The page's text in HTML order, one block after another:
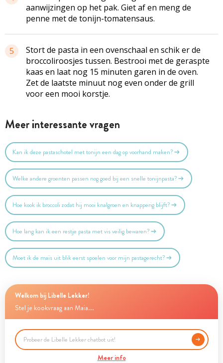
aanwijzingen op het pak. Giet af en meng de
penne met de tonijn-tomatensaus.
5
Stort de pasta in een ovenschaal en schik er de
broccoliroosjes tussen. Bestrooi met de geraspte
kaas en laat nog 15 minuten garen in de oven.
Zet de laatste minuut nog even onder de grill
voor een mooi korstje.
Meer interessante vragen
Kan ik deze pastaschotel met tonijn een dag op voorhand maken?
Welke andere groenten passen nog goed bij een snelle tonijnpasta?
Hoe kook ik broccoli zodat hij mooi knalgroen en knapperig blijft?
Hoe lang kan ik een restje pasta met vis veilig bewaren?
Moet ik de maïs uit blik eerst spoelen voor mijn pastagerecht?
Welkom bij Libelle Lekker!
Stel je kookvraag aan Maia...
Meer info